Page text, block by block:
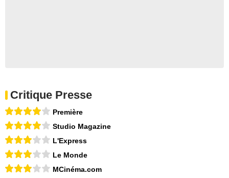
Critique Presse
Première
Studio Magazine
L'Express
Le Monde
MCinéma.com